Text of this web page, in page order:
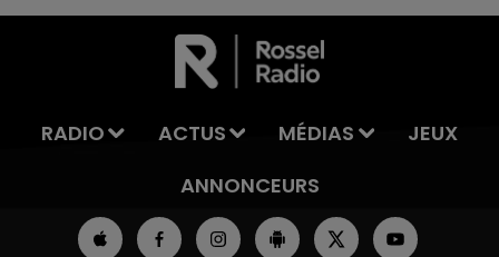
LA TEAM DE L'ÉTÉ
RADIO ACTUS MÉDIAS
JEUX
ANNONCEURS